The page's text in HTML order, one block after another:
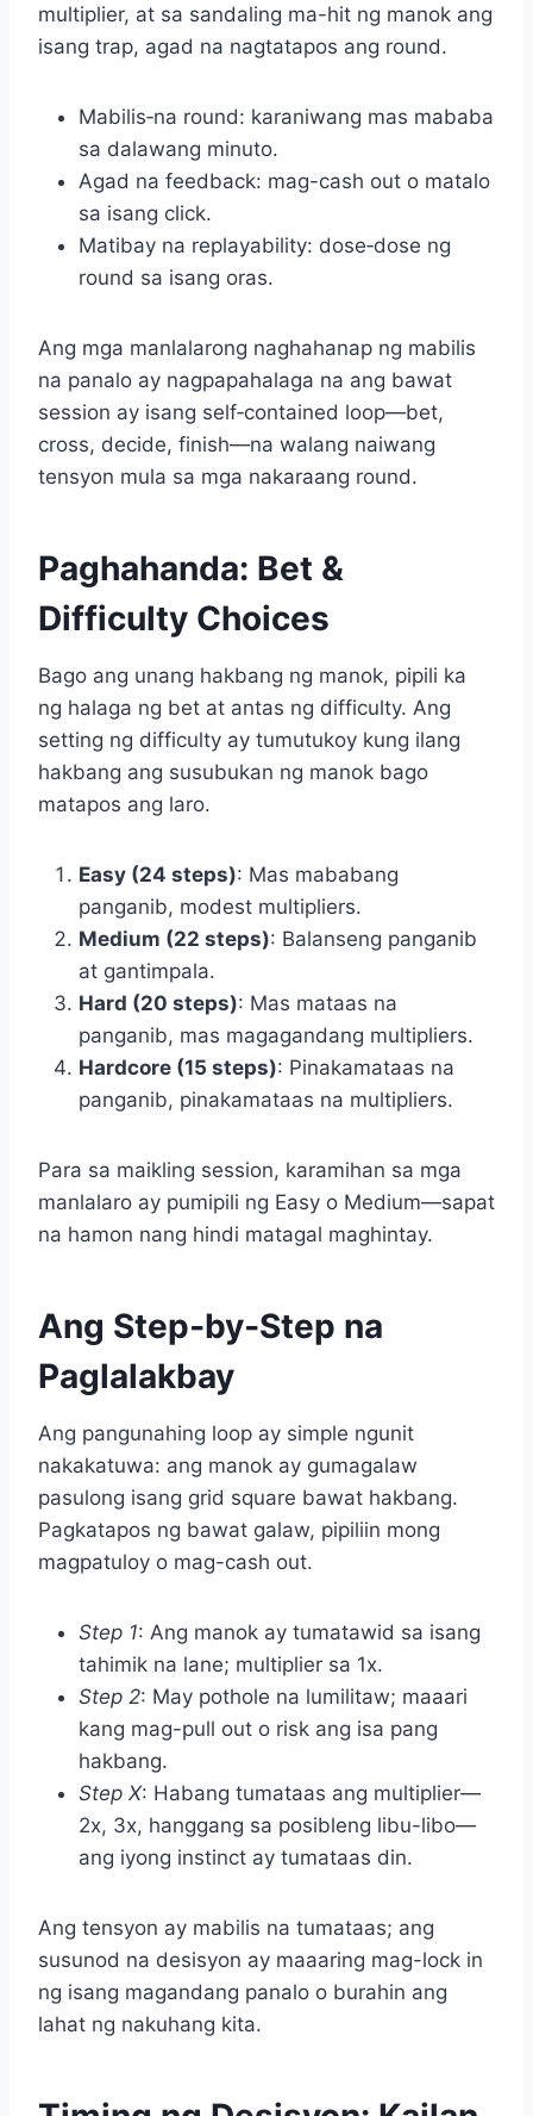
multiplier, at sa sandaling ma-hit ng manok ang
isang trap, agad na nagtatapos ang round.
Mabilis‑na round: karaniwang mas mababa
sa dalawang minuto.
Agad na feedback: mag-cash out o matalo
sa isang click.
Matibay na replayability: dose‑dose ng
round sa isang oras.
Ang mga manlalarong naghahanap ng mabilis
na panalo ay nagpapahalaga na ang bawat
session ay isang self‑contained loop—bet,
cross, decide, finish—na walang naiwang
tensyon mula sa mga nakaraang round.
Paghahanda: Bet &
Difficulty Choices
Bago ang unang hakbang ng manok, pipili ka
ng halaga ng bet at antas ng difficulty. Ang
setting ng difficulty ay tumutukoy kung ilang
hakbang ang susubukan ng manok bago
matapos ang laro.
Easy (24 steps): Mas mababang
panganib, modest multipliers.
Medium (22 steps): Balanseng panganib
at gantimpala.
Hard (20 steps): Mas mataas na
panganib, mas magagandang multipliers.
Hardcore (15 steps): Pinakamataas na
panganib, pinakamataas na multipliers.
Para sa maikling session, karamihan sa mga
manlalaro ay pumipili ng Easy o Medium—sapat
na hamon nang hindi matagal maghintay.
Ang Step‑by‑Step na
Paglalakbay
Ang pangunahing loop ay simple ngunit
nakakatuwa: ang manok ay gumagalaw
pasulong isang grid square bawat hakbang.
Pagkatapos ng bawat galaw, pipiliin mong
magpatuloy o mag-cash out.
Step 1: Ang manok ay tumatawid sa isang
tahimik na lane; multiplier sa 1x.
Step 2: May pothole na lumilitaw; maaari
kang mag-pull out o risk ang isa pang
hakbang.
Step X: Habang tumataas ang multiplier—
2x, 3x, hanggang sa posibleng libu-libo—
ang iyong instinct ay tumataas din.
Ang tensyon ay mabilis na tumataas; ang
susunod na desisyon ay maaaring mag-lock in
ng isang magandang panalo o burahin ang
lahat ng nakuhang kita.